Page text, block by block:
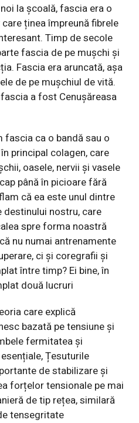
la școală, fascia era o
ținea împreună fibrele
Timp de secole
fascia de pe mușchi și
Fascia era aruncată, așa
de pe mușchiul de vită.
a fost Cenușăreasa
fascia ca o bandă sau o
principal colagen, care
oasele, nervii și vasele
până în picioare fără
că ea este unul dintre
destinului nostru, care
spre forma noastră
nu numai antrenamente
ci și coregrafii și
între timp? Ei bine, în
două lucruri
care explică
bazată pe tensiune și
fermitatea și
Țesuturile
de stabilizare și
forțelor tensionale pe mai
de tip rețea, similară
tensegritate